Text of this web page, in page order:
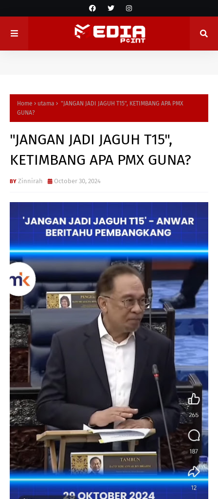
Home utama
"JANGAN JADI JAGUH T15", KETIMBANG APA PMX
GUNA?
"JANGAN JADI JAGUH T15",
KETIMBANG APA PMX GUNA?
Zinnirah October 30, 2024